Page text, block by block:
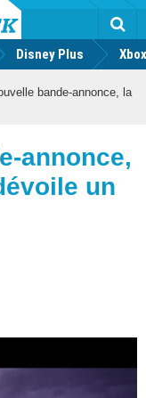
Disney Plus
bande-annonce, la
annonce,
un